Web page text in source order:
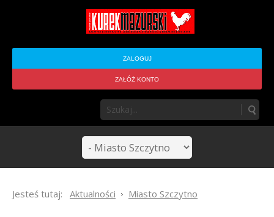
ZALOGUJ
ZAŁÓŻ KONTO
Jesteś tutaj: Aktualności Miasto Szczytno